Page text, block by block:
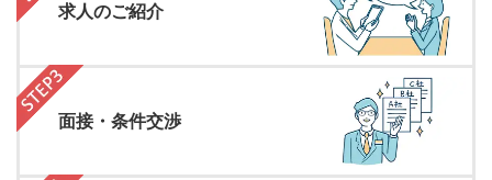
求人のご紹介
面接・条件交渉